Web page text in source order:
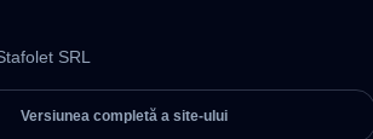
SRL
Versiunea completă a site-ului